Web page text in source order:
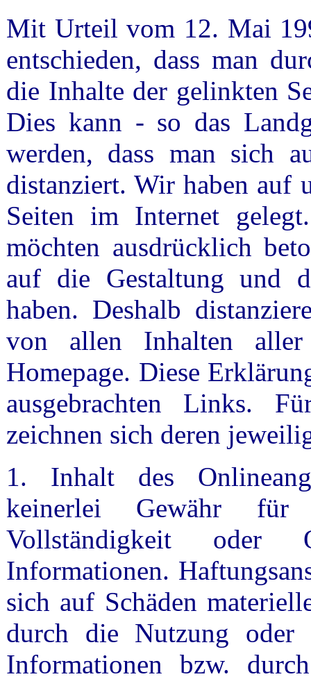
Mit Urteil vom 12. Mai
entschieden, dass man
die Inhalte der gelinkten
Dies kann - so das
werden, dass man sich
distanziert. Wir haben auf
Seiten im Internet
möchten ausdrücklich
auf die Gestaltung und
haben. Deshalb
von allen Inhalten
Homepage. Diese
ausgebrachten Links.
zeichnen sich deren
1. Inhalt des
keinerlei Gewähr für
Vollständigkeit oder
Informationen.
sich auf Schäden
durch die Nutzung oder
Informationen bzw.